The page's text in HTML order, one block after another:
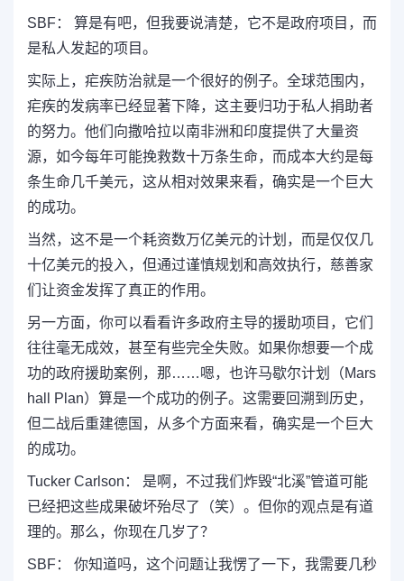
SBF： 算是有吧，但我要说清楚，它不是政府项目，而
是私人发起的项目。
实际上，疟疾防治就是一个很好的例子。全球范围内，
疟疾的发病率已经显著下降，这主要归功于私人捐助者
的努力。他们向撒哈拉以南非洲和印度提供了大量资
源，如今每年可能挽救数十万条生命，而成本大约是每
条生命几千美元，这从相对效果来看，确实是一个巨大
的成功。
当然，这不是一个耗资数万亿美元的计划，而是仅仅几
十亿美元的投入，但通过谨慎规划和高效执行，慈善家
们让资金发挥了真正的作用。
另一方面，你可以看看许多政府主导的援助项目，它们
往往毫无成效，甚至有些完全失败。如果你想要一个成
功的政府援助案例，那……嗯，也许马歇尔计划（Mars
hall Plan）算是一个成功的例子。这需要回溯到历史，
但二战后重建德国，从多个方面来看，确实是一个巨大
的成功。
Tucker Carlson： 是啊，不过我们炸毁“北溪”管道可能
已经把这些成果破坏殆尽了（笑）。但你的观点是有道
理的。那么，你现在几岁了？
SBF： 你知道吗，这个问题让我愣了一下，我需要几秒